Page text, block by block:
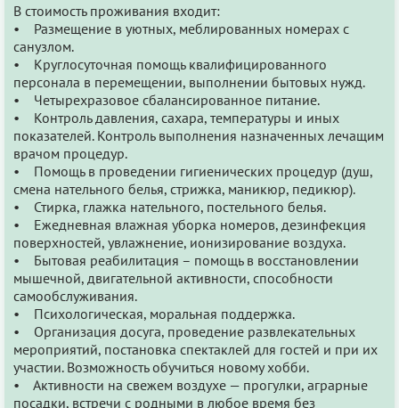
В стоимость проживания входит:
• Размещение в уютных, меблированных номерах с
санузлом.
• Круглосуточная помощь квалифицированного
персонала в перемещении, выполнении бытовых нужд.
• Четырехразовое сбалансированное питание.
• Контроль давления, сахара, температуры и иных
показателей. Контроль выполнения назначенных лечащим
врачом процедур.
• Помощь в проведении гигиенических процедур (душ,
смена нательного белья, стрижка, маникюр, педикюр).
• Стирка, глажка нательного, постельного белья.
• Ежедневная влажная уборка номеров, дезинфекция
поверхностей, увлажнение, ионизирование воздуха.
• Бытовая реабилитация – помощь в восстановлении
мышечной, двигательной активности, способности
самообслуживания.
• Психологическая, моральная поддержка.
• Организация досуга, проведение развлекательных
мероприятий, постановка спектаклей для гостей и при их
участии. Возможность обучиться новому хобби.
• Активности на свежем воздухе — прогулки, аграрные
посадки, встречи с родными в любое время без